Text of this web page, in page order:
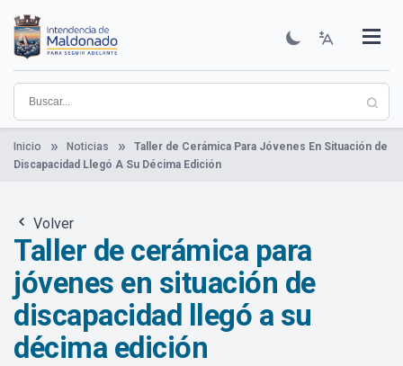
contenido
principal
Institucional
Municipios
Descubre Maldonado
Comunicación
Servicios
Guía De Trámites
Ver Noticias
Inicio Noticias
Taller de Cerámica Para Jóvenes En Situación de
Discapacidad Llegó A Su Décima Edición
Volver
Taller de cerámica para
jóvenes en situación de
discapacidad llegó a su
décima edición